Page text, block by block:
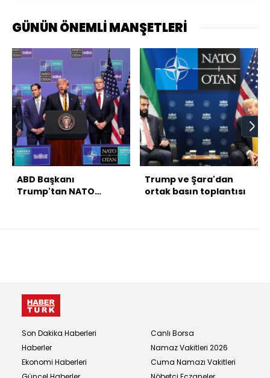
GÜNÜN ÖNEMLİ MANŞETLERİ
ABD Başkanı
Trump'tan NATO
Trump ve Şara'dan
ortak basın toplantısı
Son Dakika Haberleri
Haberler
Ekonomi Haberleri
Canlı Borsa
Namaz Vakitleri 2026
Cuma Namazı Vakitleri